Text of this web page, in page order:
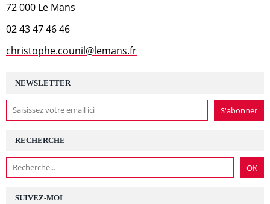
NEWSLETTER
SUIVEZ-MOI
RECHERCHE
72 000 Le Mans
02 43 47 46 46
christophe.counil@lemans.fr